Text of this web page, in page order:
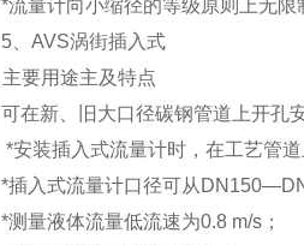
*流量计向小缩径的等级原则上无限
5、AVS涡街插入式
主要用途主及特点
可在新、旧大口径碳钢管道上开孔
*安装插入式流量计时，在工艺管道
*插入式流量计口径可从
*测量液体流量低流速为0.8 m/s；